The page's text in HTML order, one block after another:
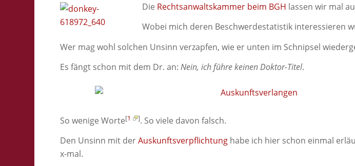
Die Rechtsanwaltskammer beim BGH lassen wir mal
Wobei mich deren Beschwerdestatistik interessieren
Wer mag wohl solchen Unsinn verzapfen, wie er unten im Schnipsel
Es fängt schon mit dem Dr. an:Nein, ich führe keinen Doktor-Titel.
So wenige Worte[1 ]. So viele davon falsch.
Den Unsinn mit derAuskunftsverpflichtung habe ich hier schon einmal
x-mal.